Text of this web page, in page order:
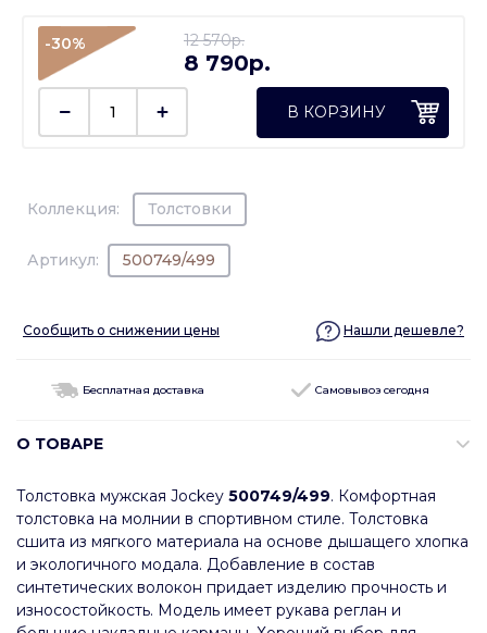
Коллекция: Толстовки
Артикул: 500749/499
-30% 12 570p.
8 790p.
В КОРЗИНУ
Сообщить о снижении цены Нашли дешевле?
Бесплатная доставка Самовывоз сегодня
О ТОВАРЕ
Толстовка мужская Jockey 500749/499. Комфортная
толстовка на молнии в спортивном стиле. Толстовка
сшита из мягкого материала на основе дышащего хлопка
и экологичного модала. Добавление в состав
синтетических волокон придает изделию прочность и
износостойкость. Модель имеет рукава реглан и